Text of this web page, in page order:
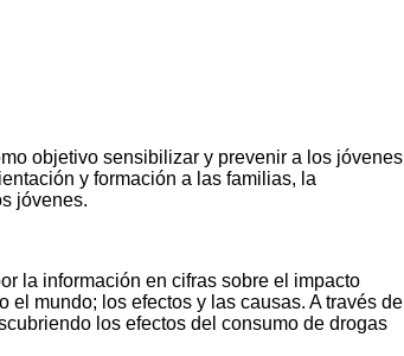
objetivo sensibilizar y prevenir a los jóvenes
y formación a las familias, la
jóvenes.
la información en cifras sobre el impacto
mundo; los efectos y las causas. A través de
los efectos del consumo de drogas